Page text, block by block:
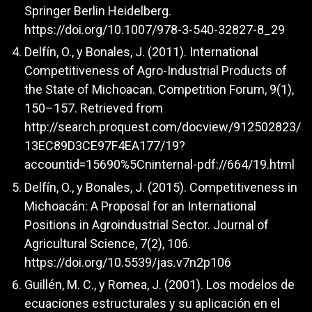
Springer Berlin Heidelberg.
https://doi.org/10.1007/978-3-540-32827-8_29
Delfín, O., y Bonales, J. (2011). International
Competitiveness of Agro-Industrial Products of
the State of Michoacan. Competition Forum, 9(1),
150–157. Retrieved from
http://search.proquest.com/docview/912502823/
13EC89D3CE97F4EA177/19?
accountid=15690%5Cninternal-pdf://664/19.html
Delfín, O., y Bonales, J. (2015). Competitiveness in
Michoacán: A Proposal for an International
Positions in Agroindustrial Sector. Journal of
Agricultural Science, 7(2), 106.
https://doi.org/10.5539/jas.v7n2p106
Guillén, M. C., y Romea, J. (2001). Los modelos de
ecuaciones estructurales y su aplicación en el